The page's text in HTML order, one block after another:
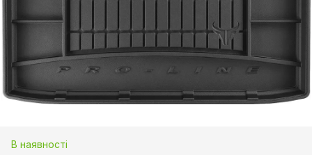
В наявності